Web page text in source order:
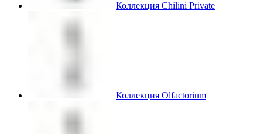
Коллекция Chilini Private
Коллекция Olfactorium